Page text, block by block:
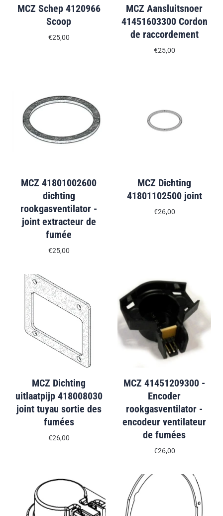
MCZ Schep 4120966
Scoop
€25,00
MCZ Aansluitsnoer
41451603300 Cordon
de raccordement
€25,00
MCZ 41801002600
dichting
rookgasventilator -
joint extracteur de
fumée
€25,00
MCZ Dichting
41801102500 joint
€26,00
MCZ Dichting
uitlaatpijp 418008030
joint tuyau sortie des
fumées
€26,00
MCZ 41451209300 -
Encoder
rookgasventilator -
encodeur ventilateur
de fumées
€26,00